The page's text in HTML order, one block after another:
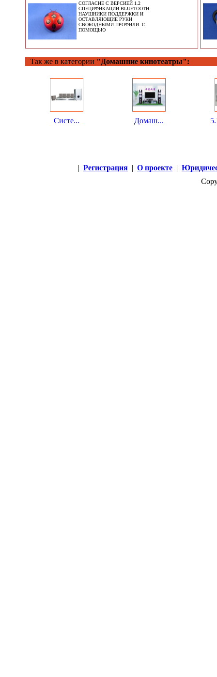
СОГЛАСИЕ С ВЕРСИЕЙ 1.2
СПЕЦИФИКАЦИИ BLUETOOTH.
НАУШНИКИ ПОДДЕРЖКИ И
ОСТАВЛЯЮЩИЕ РУКИ
СВОБОДНЫМИ ПРОФИЛИ. С
ПОМОЩЬЮ
Так же в категории "Домашние кинотеатры":
Систе... Домаш...
| Регистрация | О проекте |